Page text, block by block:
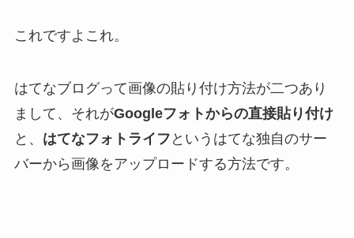
これですよこれ。
はてなブログって画像の貼り付け方法が二つあり
まして、それがGoogleフォトからの直接貼り付け
と、 はてなフォトライフ というはてな独自のサー
バーから画像をアップロードする方法です。